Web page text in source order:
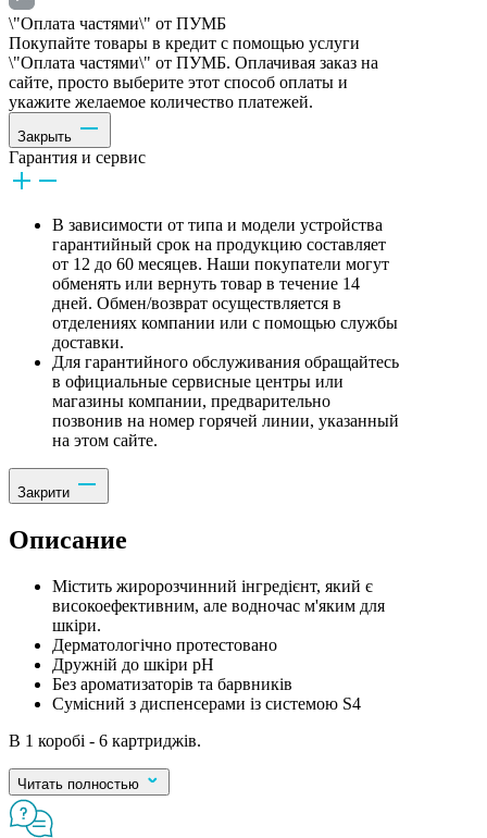
\"Оплата частями\" от ПУМБ
Покупайте товары в кредит с помощью услуги
\"Оплата частями\" от ПУМБ. Оплачивая заказ на
сайте, просто выберите этот способ оплаты и
укажите желаемое количество платежей.
Закрыть
Гарантия и сервис
В зависимости от типа и модели устройства
гарантийный срок на продукцию составляет
от 12 до 60 месяцев. Наши покупатели могут
обменять или вернуть товар в течение 14
дней. Обмен/возврат осуществляется в
отделениях компании или с помощью службы
доставки.
Для гарантийного обслуживания обращайтесь
в официальные сервисные центры или
магазины компании, предварительно
позвонив на номер горячей линии, указанный
на этом сайте.
Закрити
Описание
Містить жиророзчинний інгредієнт, який є
високоефективним, але водночас м'яким для
шкіри.
Дерматологічно протестовано
Дружній до шкіри pH
Без ароматизаторів та барвників
Сумісний з диспенсерами із системою S4
В 1 коробі - 6 картриджів.
Читать полностью